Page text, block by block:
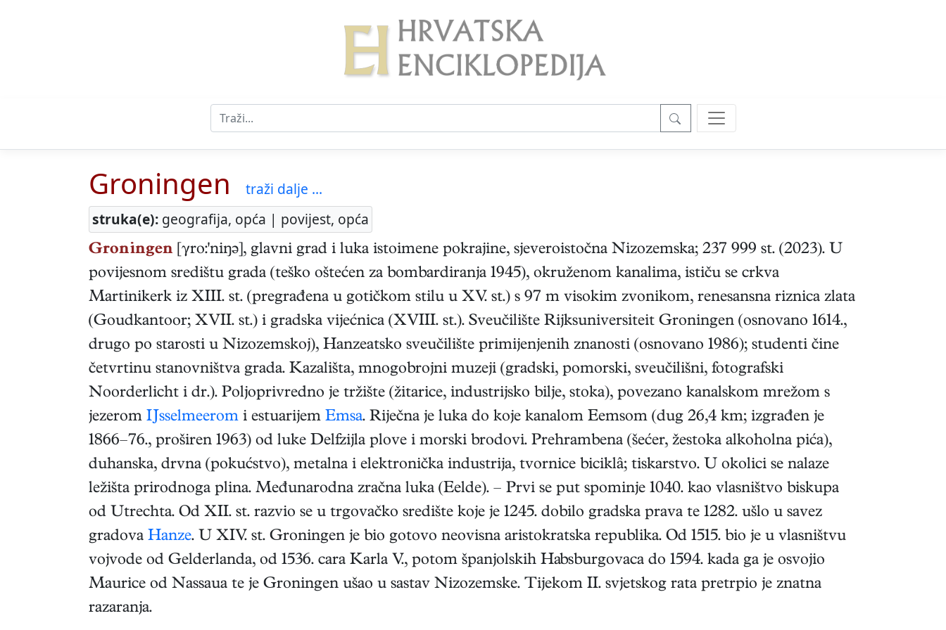
Groningen
traži dalje ...
struka(e): geografija, opća | povijest, opća
Groningen [γro:'niŋə], glavni grad i luka istoimene pokrajine, sjeveroistočna Nizozemska; 237 999 st. (2023). U
povijesnom središtu grada (teško oštećen za bombardiranja 1945), okruženom kanalima, ističu se crkva
Martinikerk iz XIII. st. (pregrađena u gotičkom stilu u XV. st.) s 97 m visokim zvonikom, renesansna riznica zlata
(Goudkantoor; XVII. st.) i gradska vijećnica (XVIII. st.). Sveučilište Rijksuniversiteit Groningen (osnovano 1614.,
drugo po starosti u Nizozemskoj), Hanzeatsko sveučilište primijenjenih znanosti (osnovano 1986); studenti čine
četvrtinu stanovništva grada. Kazališta, mnogobrojni muzeji (gradski, pomorski, sveučilišni, fotografski
Noorderlicht i dr.). Poljoprivredno je tržište (žitarice, industrijsko bilje, stoka), povezano kanalskom mrežom s
jezerom IJsselmeerom i estuarijem Emsa. Riječna je luka do koje kanalom Eemsom (dug 26,4 km; izgrađen je
1866–76., proširen 1963) od luke Delfzijla plove i morski brodovi. Prehrambena (šećer, žestoka alkoholna pića),
duhanska, drvna (pokućstvo), metalna i elektronička industrija, tvornice biciklâ; tiskarstvo. U okolici se nalaze
ležišta prirodnoga plina. Međunarodna zračna luka (Eelde). – Prvi se put spominje 1040. kao vlasništvo biskupa
od Utrechta. Od XII. st. razvio se u trgovačko središte koje je 1245. dobilo gradska prava te 1282. ušlo u savez
gradova Hanze. U XIV. st. Groningen je bio gotovo neovisna aristokratska republika. Od 1515. bio je u vlasništvu
vojvode od Gelderlanda, od 1536. cara Karla V., potom španjolskih Habsburgovaca do 1594. kada ga je osvojio
Maurice od Nassaua te je Groningen ušao u sastav Nizozemske. Tijekom II. svjetskog rata pretrpio je znatna
razaranja.